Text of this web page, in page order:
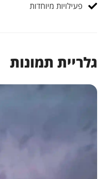
פעילויות מיוחדות
גלריית תמונות